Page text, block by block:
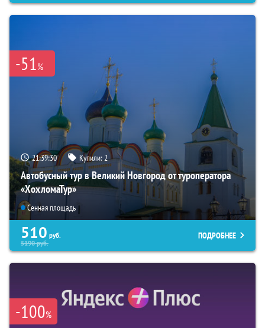
-51%
21:39:29 Купили:2
Автобусный тур в Великий Новгород от туроператора
«ХохломаТур»
Сенная площадь
510 руб.
5190руб.
ПОДРОБНЕЕ
-100%